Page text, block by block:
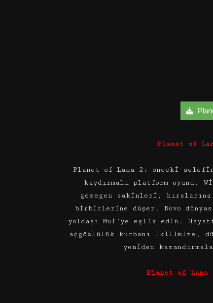
Planet of
Planet of Lana 2: önceki
kaydırmalı platform oyunu.
gezegen sakinleri,
birbirlerine düşer. Novo
yoldaşı Mui’ye eşlik edin.
açgözlülük kurbanı ikilimize,
yeniden
Planet of Lana